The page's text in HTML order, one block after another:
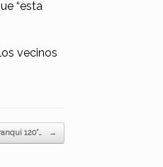
“esta
vecinos
120”… →